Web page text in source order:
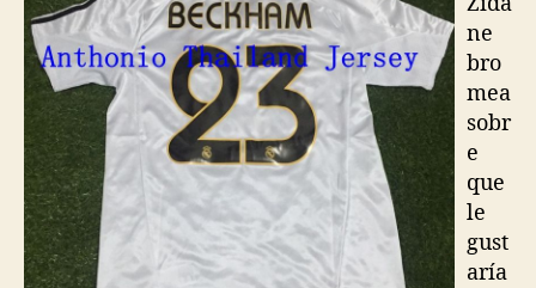
ne
bro
mea
sobr
e
que
le
gust
aría